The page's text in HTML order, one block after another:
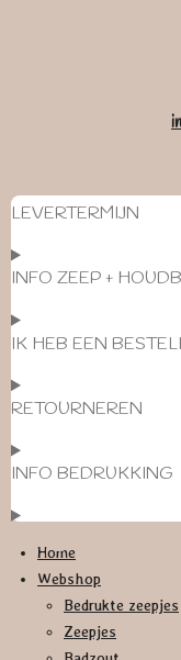
LEVERTERMIJN
INFO ZEEP +
IK HEB EEN
RETOURNEREN
INFO BEDRUKKING
Home
Webshop
Bedrukte zeepjes
Zeepjes